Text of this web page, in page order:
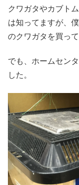
クワガタやカブト
は知ってますが、
のクワガタを買っ
でも、ホームセン
した。